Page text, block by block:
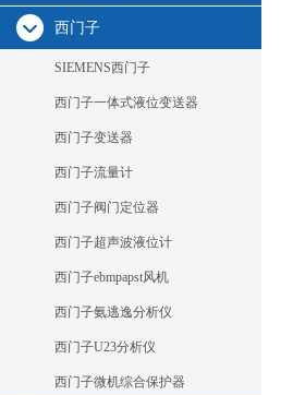
西门子
SIEMENS西门子
西门子一体式液位变送器
西门子变送器
西门子流量计
西门子阀门定位器
西门子超声波液位计
西门子ebmpapst风机
西门子氨逃逸分析仪
西门子U23分析仪
西门子微机综合保护器